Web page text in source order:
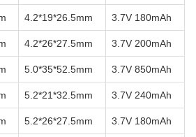
4.2*19*26.5mm 3.7V 180mAh
4.2*26*27.5mm 3.7V 200mAh
5.0*35*52.5mm 3.7V 850mAh
5.2*21*32.5mm 3.7V 240mAh
5.2*26*27.5mm 3.7V 180mAh